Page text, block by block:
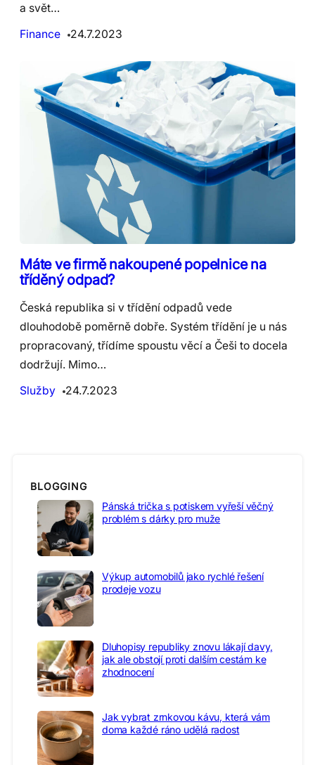
a svět…
Finance
24.7.2023
Máte ve firmě nakoupené popelnice na
tříděný odpad?
Česká republika si v třídění odpadů vede
dlouhodobě poměrně dobře. Systém třídění je u nás
propracovaný, třídíme spoustu věcí a Češi to docela
dodržují. Mimo…
Služby
24.7.2023
BLOGGING
Pánská trička s potiskem vyřeší věčný
problém s dárky pro muže
Výkup automobilů jako rychlé řešení
prodeje vozu
Dluhopisy republiky znovu lákají davy,
jak ale obstojí proti dalším cestám ke
zhodnocení
Jak vybrat zrnkovou kávu, která vám
doma každé ráno udělá radost